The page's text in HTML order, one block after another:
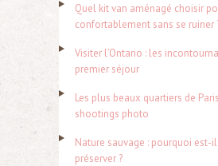
h
r
Quel kit van aménagé choisir
confortablement sans se ruiner
Visiter l’Ontario : les
premier séjour
Les plus beaux quartiers de
shootings photo
Nature sauvage : pourquoi est-
préserver ?